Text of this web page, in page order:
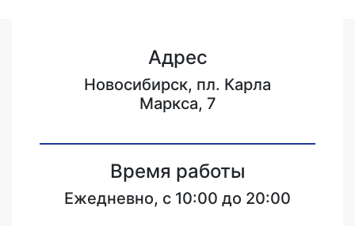
Адрес
Новосибирск, пл. Карла
Маркса, 7
Время работы
Ежедневно, с 10:00 до 20:00